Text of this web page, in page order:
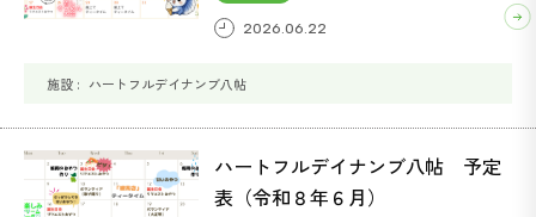
2026.06.22
ハートフルデイナンブ八帖
ハートフルデイナンブ八帖 予定
表（令和８年６月）